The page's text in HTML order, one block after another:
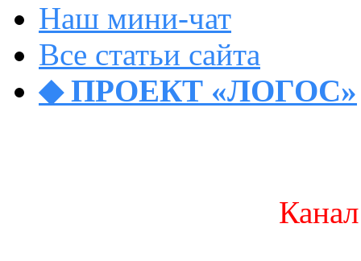
Наш мини-чат
Все статьи сайта
◆ ПРОЕКТ «ЛОГОС»